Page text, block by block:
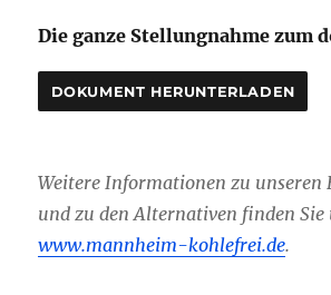
Die ganze Stellungnahme zum
DOKUMENT HERUNTERLADEN
Weitere Informationen zu unseren
und zu den Alternativen finden Sie
www.mannheim-kohlefrei.de.